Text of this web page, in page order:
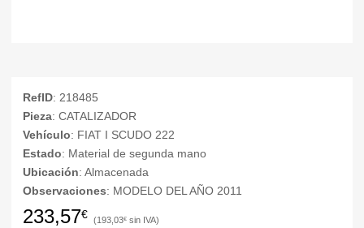
RefID: 218485
Pieza: CATALIZADOR
Vehículo: FIAT I SCUDO 222
Estado: Material de segunda mano
Ubicación: Almacenada
Observaciones: MODELO DEL AÑO 2011
233,57€ 193,03€